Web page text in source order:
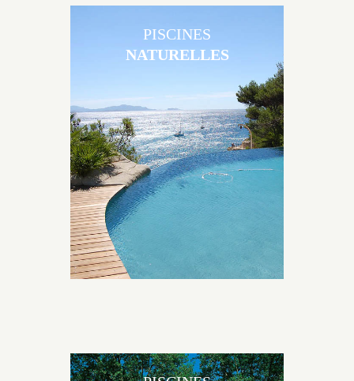
Les piscines en béton naturelles Jacques Brens sont
originales, elles s’intègrent parfaitement à leur
environnement grâce à un jeu de volume et de
matière sur-mesure conçu par notre bureau d’étude
spécialisé.
PISCINES
NATURELLES